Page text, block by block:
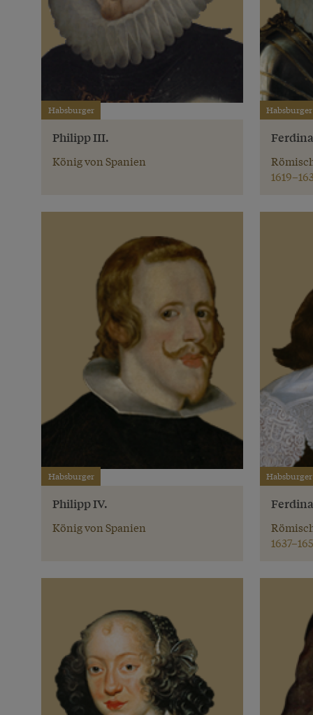
Habsburger
Philipp III.
König von Spanien
Habsburger
Philipp IV.
König von Spanien